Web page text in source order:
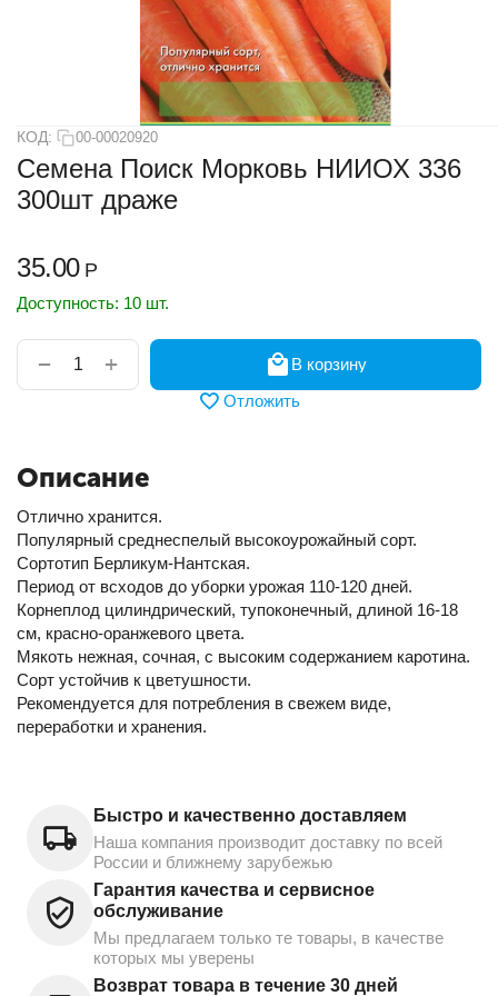
КОД: 00-00020920
Семена Поиск Морковь НИИОХ 336
300шт драже
35.00 Р
Доступность: 10 шт.
+
−
В корзину
Отложить
Описание
Отлично хранится.
Популярный среднеспелый высокоурожайный сорт.
Сортотип Берликум-Нантская.
Период от всходов до уборки урожая 110-120 дней.
Корнеплод цилиндрический, тупоконечный, длиной 16-18
см, красно-оранжевого цвета.
Мякоть нежная, сочная, с высоким содержанием каротина.
Сорт устойчив к цветушности.
Рекомендуется для потребления в свежем виде,
переработки и хранения.
Быстро и качественно доставляем
Наша компания производит доставку по всей
России и ближнему зарубежью
Гарантия качества и сервисное
обслуживание
Мы предлагаем только те товары, в качестве
которых мы уверены
Возврат товара в течение 30 дней